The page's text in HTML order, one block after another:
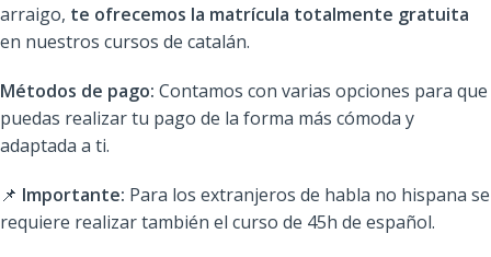
arraigo, te ofrecemos la matrícula totalmente gratuita
en nuestros cursos de catalán.
Métodos de pago: Contamos con varias opciones para que
puedas realizar tu pago de la forma más cómoda y
adaptada a ti.
📌 Importante: Para los extranjeros de habla no hispana se
requiere realizar también el curso de 45h de español.